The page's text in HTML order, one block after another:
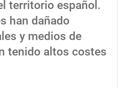
territorio español.
han dañado
y medios de
tenido altos costes